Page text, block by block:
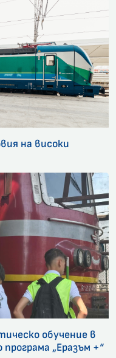
на високи
обучение в
„Еразъм +“